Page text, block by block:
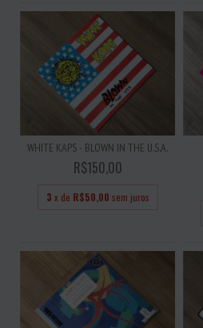
WHITE KAPS - BLOWN IN THE U.S.A.
R$150,00
3 x de R$50,00 sem juros